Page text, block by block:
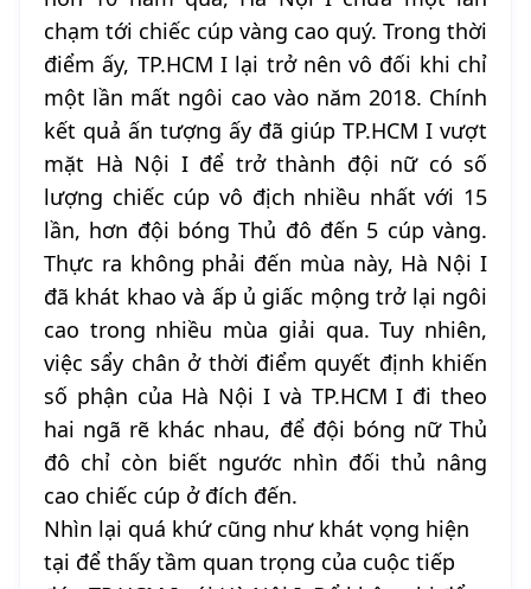
chạm tới chiếc cúp vàng cao quý. Trong thời
điểm ấy, TP.HCM I lại trở nên vô đối khi chỉ
một lần mất ngôi cao vào năm 2018. Chính
kết quả ấn tượng ấy đã giúp TP.HCM I vượt
mặt Hà Nội I để trở thành đội nữ có số
lượng chiếc cúp vô địch nhiều nhất với 15
lần, hơn đội bóng Thủ đô đến 5 cúp vàng.
Thực ra không phải đến mùa này, Hà Nội I
đã khát khao và ấp ủ giấc mộng trở lại ngôi
cao trong nhiều mùa giải qua. Tuy nhiên,
việc sẩy chân ở thời điểm quyết định khiến
số phận của Hà Nội I và TP.HCM I đi theo
hai ngã rẽ khác nhau, để đội bóng nữ Thủ
đô chỉ còn biết ngước nhìn đối thủ nâng
cao chiếc cúp ở đích đến.
Nhìn lại quá khứ cũng như khát vọng hiện
tại để thấy tầm quan trọng của cuộc tiếp